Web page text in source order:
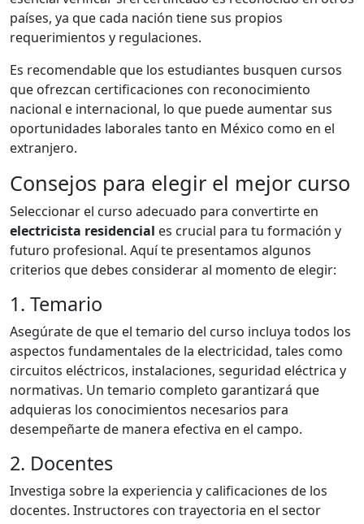
países, ya que cada nación tiene sus propios
requerimientos y regulaciones.
Es recomendable que los estudiantes busquen cursos
que ofrezcan certificaciones con reconocimiento
nacional e internacional, lo que puede aumentar sus
oportunidades laborales tanto en México como en el
extranjero.
Consejos para elegir el mejor curso
Seleccionar el curso adecuado para convertirte en
electricista residencial es crucial para tu formación y
futuro profesional. Aquí te presentamos algunos
criterios que debes considerar al momento de elegir:
1. Temario
Asegúrate de que el temario del curso incluya todos los
aspectos fundamentales de la electricidad, tales como
circuitos eléctricos, instalaciones, seguridad eléctrica y
normativas. Un temario completo garantizará que
adquieras los conocimientos necesarios para
desempeñarte de manera efectiva en el campo.
2. Docentes
Investiga sobre la experiencia y calificaciones de los
docentes. Instructores con trayectoria en el sector